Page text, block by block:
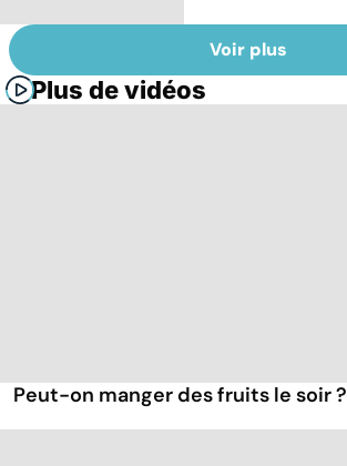
Voir plus
Plus de vidéos
Peut-on manger des fruits le soir ?